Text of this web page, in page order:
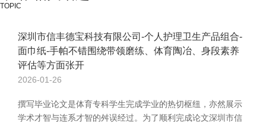
TOPIC
深圳市信丰德宝科技有限公司-个人护理卫生产品组合-
面巾纸-手帕不错围绕带领磨练、体育陶冶、身段素养
评估等方面张开
2026-01-26
撰写毕业论文是体育专科学生完成学业的热切枢纽，亦然展示
学术才智与连系才智的舛误经过。为了顺利完成论文深圳市信